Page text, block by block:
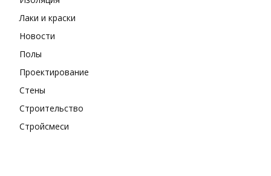
Лаки и краски
Новости
Полы
Проектирование
Стены
Строительство
Стройсмеси